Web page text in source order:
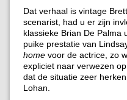
Dat verhaal is vintage
scenarist, had u er zijn
klassieke Brian De Palma
puike prestatie van
home voor de actrice, zo
expliciet naar verwezen
dat de situatie zeer
Lohan.